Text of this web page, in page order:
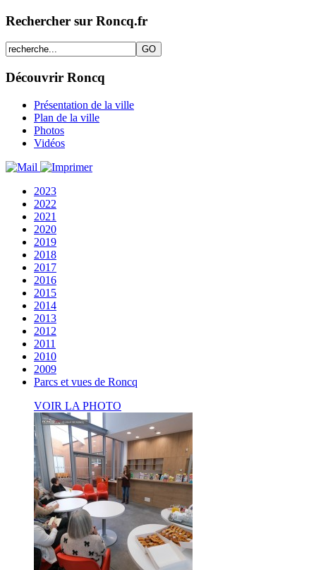
Rechercher sur Roncq.fr
Découvrir Roncq
Présentation de la ville
Plan de la ville
Photos
Vidéos
2023
2022
2021
2020
2019
2018
2017
2016
2015
2014
2013
2012
2011
2010
2009
Parcs et vues de Roncq
VOIR LA PHOTO